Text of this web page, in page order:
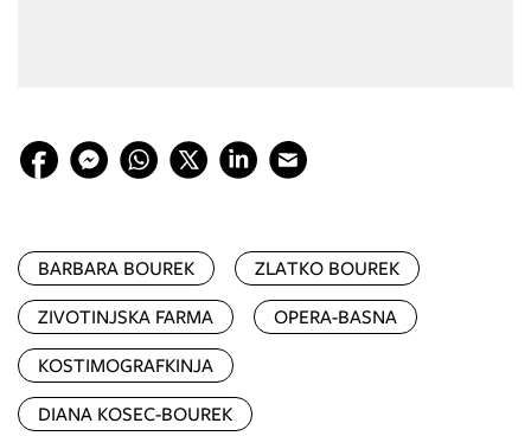
BARBARA BOUREK
ZLATKO BOUREK
ZIVOTINJSKA FARMA
OPERA-BASNA
KOSTIMOGRAFKINJA
DIANA KOSEC-BOUREK